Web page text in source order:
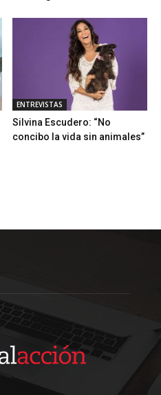
ENTREVISTAS
Silvina Escudero: “No
concibo la vida sin animales”